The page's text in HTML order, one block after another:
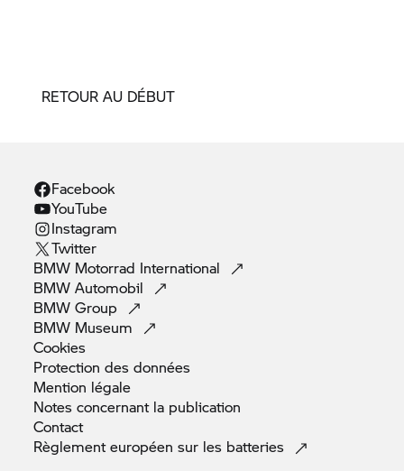
RETOUR AU DÉBUT
Facebook
YouTube
Instagram
Twitter
BMW Motorrad International
BMWAutomobil
BMWGroup
BMW Museum
Cookies
Protection desdonnées
Mention légale
Notes concernant la publication
Contact
Règlement européen sur les batteries